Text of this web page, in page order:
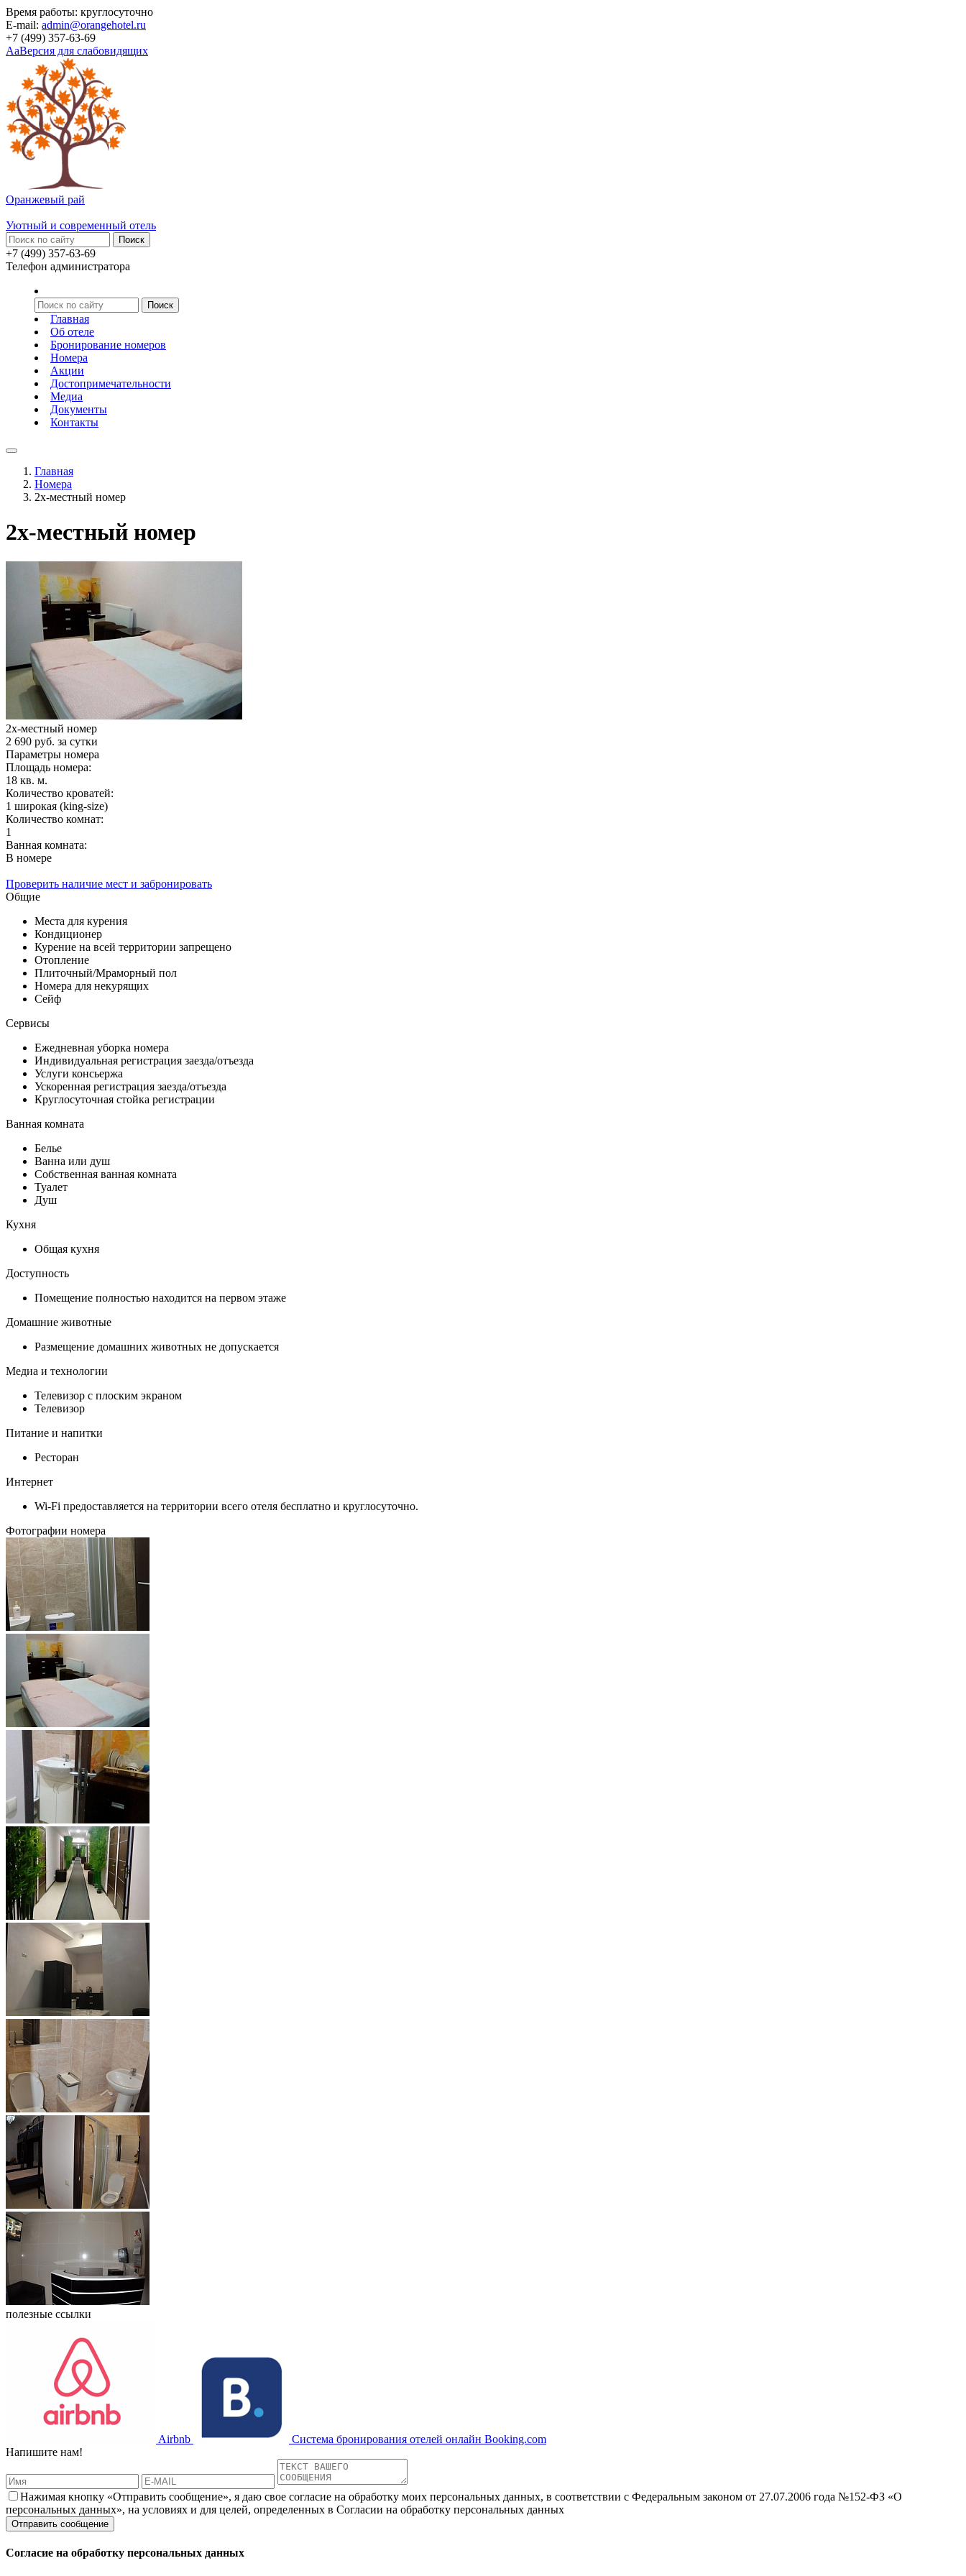
Время работы: круглосуточно
E-mail: admin@orangehotel.ru
+7 (499) 357-63-69
AaВерсия для слабовидящих
Оранжевый рай
Уютный и современный отель
+7 (499) 357-63-69
Телефон администратора
Главная
Об отеле
Бронирование номеров
Номера
Акции
Достопримечательности
Медиа
Документы
Контакты
Главная
Номера
2х-местный номер
2х-местный номер
2х-местный номер
2 690 руб. за сутки
Параметры номера
Площадь номера:
18 кв. м.
Количество кроватей:
1 широкая (king-size)
Количество комнат:
1
Ванная комната:
В номере
Проверить наличие мест и забронировать
Общие
Места для курения
Кондиционер
Курение на всей территории запрещено
Отопление
Плиточный/Мраморный пол
Номера для некурящих
Сейф
Сервисы
Ежедневная уборка номера
Индивидуальная регистрация заезда/отъезда
Услуги консьержа
Ускоренная регистрация заезда/отъезда
Круглосуточная стойка регистрации
Ванная комната
Белье
Ванна или душ
Собственная ванная комната
Туалет
Душ
Кухня
Общая кухня
Доступность
Помещение полностью находится на первом этаже
Домашние животные
Размещение домашних животных не допускается
Медиа и технологии
Телевизор с плоским экраном
Телевизор
Питание и напитки
Ресторан
Интернет
Wi-Fi предоставляется на территории всего отеля бесплатно и круглосуточно.
Фотографии номера
полезные ссылки
Airbnb
Система бронирования отелей онлайн Booking.com
Напишите нам!
Нажимая кнопку «Отправить сообщение», я даю свое согласие на обработку моих персональных данных, в соответствии с Федеральным законом от 27.07.2006 года №152-ФЗ «О
персональных данных», на условиях и для целей, определенных в Согласии на обработку персональных данных
Согласие на обработку персональных данных